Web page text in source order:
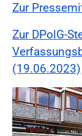
Zur
Zur DPolG-
(19.06.2023)